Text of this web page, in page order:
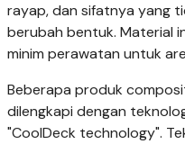
rayap, dan sifatnya yang
berubah bentuk. Material
minim perawatan untuk
Beberapa produk
dilengkapi dengan
"CoolDeck technology".